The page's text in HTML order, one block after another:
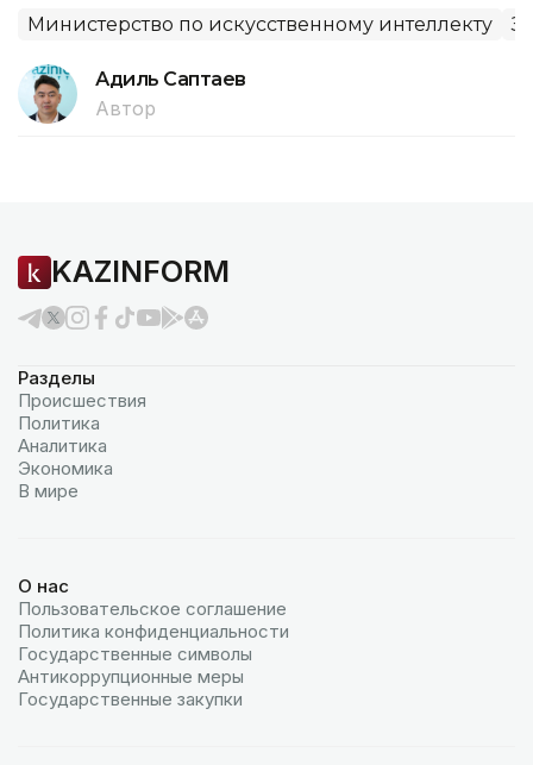
Министерство по искусственному интеллекту
Адиль Саптаев
Автор
KAZINFORM
Разделы
Происшествия
Политика
Аналитика
Экономика
В мире
О нас
Пользовательское соглашение
Политика конфиденциальности
Государственные символы
Антикоррупционные меры
Государственные закупки